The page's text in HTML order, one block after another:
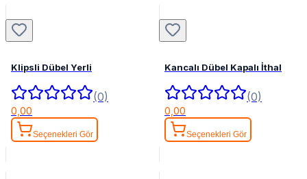
Klipsli Dübel Yerli
(0)
0,00
Seçenekleri Gör
Kancalı Dübel Kapalı İthal
(0)
0,00
Seçenekleri Gör